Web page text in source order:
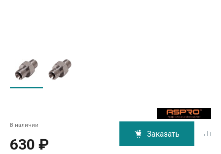
В наличии
630 ₽
Заказать